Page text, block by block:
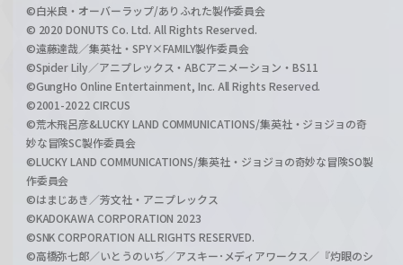
©白米良・オーバーラップ/ありふれた製作委員会
© 2020 DONUTS Co. Ltd. All Rights Reserved.
©遠藤達哉／集英社・SPY×FAMILY製作委員会
©Spider Lily／アニプレックス・ABCアニメーション・BS11
©GungHo Online Entertainment, Inc. All Rights Reserved.
©2001-2022 CIRCUS
©荒木飛呂彦&LUCKY LAND COMMUNICATIONS/集英社・ジョジョの奇
妙な冒険SC製作委員会
©LUCKY LAND COMMUNICATIONS/集英社・ジョジョの奇妙な冒険SO製
作委員会
©はまじあき／芳文社・アニプレックス
©KADOKAWA CORPORATION 2023
©SNK CORPORATION ALL RIGHTS RESERVED.
©高橋弥七郎／いとうのいぢ／アスキー･メディアワークス／『灼眼のシ